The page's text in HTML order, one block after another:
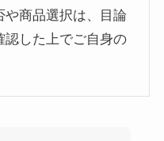
や商品選択は、目論
認した上でご自身の